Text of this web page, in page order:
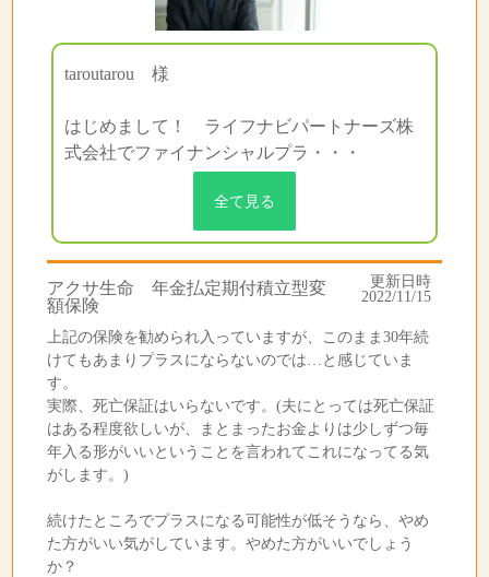
taroutarou 様
はじめまして！ ライフナビパートナーズ株
式会社でファイナンシャルプラ・・・
全て見る
アクサ生命 年金払定期付積立型変
額保険
更新日時
2022/11/15
上記の保険を勧められ入っていますが、このまま30年続
けてもあまりプラスにならないのでは…と感じていま
す。
実際、死亡保証はいらないです。(夫にとっては死亡保証
はある程度欲しいが、まとまったお金よりは少しずつ毎
年入る形がいいということを言われてこれになってる気
がします。)
続けたところでプラスになる可能性が低そうなら、やめ
た方がいい気がしています。やめた方がいいでしょう
か？